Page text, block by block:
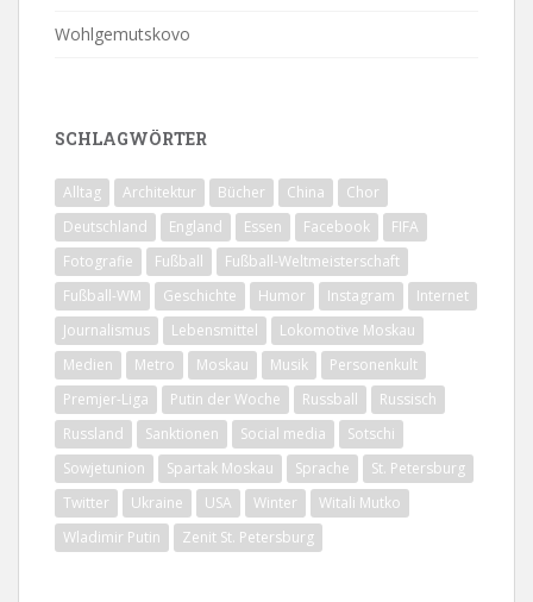
Wohlgemutskovo
SCHLAGWÖRTER
Alltag Architektur Bücher China
Chor
Deutschland
England Essen Facebook
FIFA
Fotografie
Fußball
Fußball-Weltmeisterschaft
Fußball-WM
Geschichte Humor Instagram
Internet
Journalismus
Lebensmittel
Lokomotive Moskau
Medien
Metro Moskau Musik
Personenkult
Premjer-Liga
Putin der Woche Russball
Russisch
Russland
Sanktionen Social media
Sotschi
Sowjetunion
Spartak Moskau Sprache
St. Petersburg
Twitter
Ukraine USA Winter
Witali Mutko
Wladimir Putin
Zenit St. Petersburg